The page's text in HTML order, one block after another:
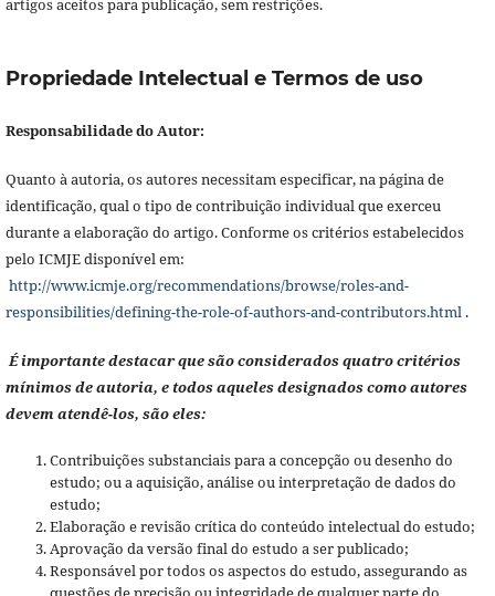
artigos aceitos para publicação, sem restrições.
Propriedade Intelectual e Termos de uso
Responsabilidade do Autor:
Quanto à autoria, os autores necessitam especificar, na página de
identificação, qual o tipo de contribuição individual que exerceu
durante a elaboração do artigo. Conforme os critérios estabelecidos
pelo ICMJE disponível em:
http://www.icmje.org/recommendations/browse/roles-and-
responsibilities/defining-the-role-of-authors-and-contributors.html.
É importante destacar que são considerados quatro critérios
mínimos de autoria, e todos aqueles designados como autores
devem atendê-los, são eles:
Contribuições substanciais para a concepção ou desenho do
estudo; ou a aquisição, análise ou interpretação de dados do
estudo;
Elaboração e revisão crítica do conteúdo intelectual do estudo;
Aprovação da versão final do estudo a ser publicado;
Responsável por todos os aspectos do estudo, assegurando as